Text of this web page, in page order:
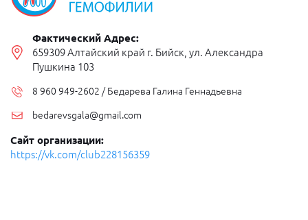
Фактический Адрес:
659309 Алтайский край г. Бийск, ул. Александра
Пушкина 103
8 960 949-2602 / Бедарева Галина Геннадьевна
bedarevsgala@gmail.com
Сайт организации:
https://vk.com/club228156359